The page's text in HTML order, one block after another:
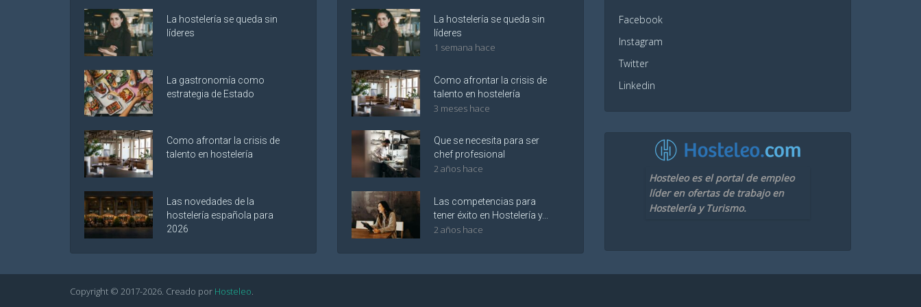
La hostelería se queda sin
líderes
La gastronomía como
estrategia de Estado
Como afrontar la crisis de
talento en hostelería
Las novedades de la
hostelería española para
2026
La hostelería se queda sin
líderes
1 semana hace
Como afrontar la crisis de
talento en hostelería
3 meses hace
Que se necesita para ser
chef profesional
2 años hace
Las competencias para
tener éxito en Hostelería y...
2 años hace
Facebook
Instagram
Twitter
Linkedin
Hosteleo es el portal de empleo
líder en ofertas de trabajo en
Hostelería y Turismo.
Copyright © 2017-2026. Creado por Hosteleo.